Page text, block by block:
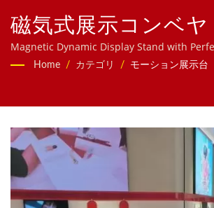
磁気式展示コンベヤ
Magnetic Dynamic Display Stand with
は、飲食店向け自動化システムの専門メーカ
ム、各種食器類まで幅広く提供しております
わせください。
Home / カテゴリ / モーション展示台